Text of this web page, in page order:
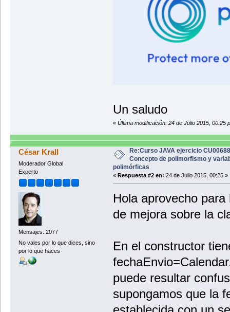
Un saludo
« Última modificación: 24 de Julio 2015, 00:25
César Krall
Moderador Global
Experto
Mensajes: 2077
No vales por lo que dices, sino
por lo que haces
Re:Curso JAVA ejercicio
Concepto de polimorfismo y
polimórficas
« Respuesta #2 en: 24 de Julio 2015, 00:25 »
Hola aprovecho
de mejora sobre la
En el constructor
puede resultar
supongamos que la